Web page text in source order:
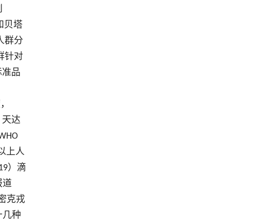
贝塔
群分
针对
品
天达
上人
）滴
道
克戎
几种